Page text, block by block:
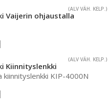
(ALV VÄH. KELP.)
Vaijerin ohjaustalla
(ALV VÄH. KELP.)
Kiinnityslenkki
KIP-4000N